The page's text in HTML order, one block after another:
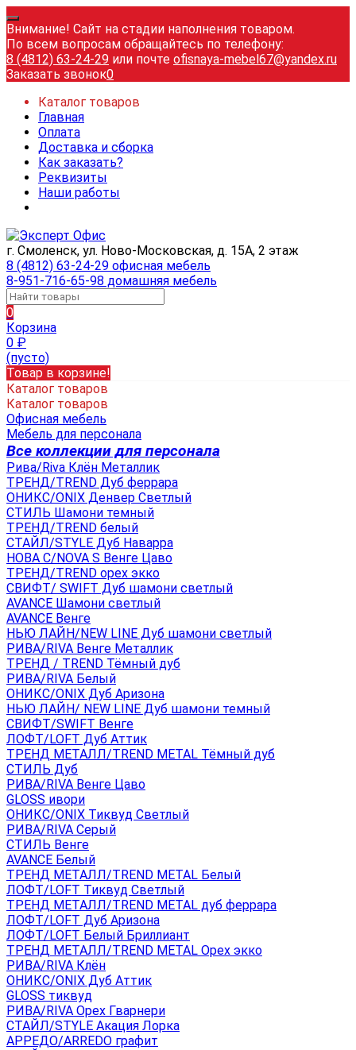
Внимание! Сайт на стадии наполнения товаром.
По всем вопросам обращайтесь по телефону:
8 (4812) 63-24-29 или почте ofisnaya-mebel67@yandex.ru
Заказать звонок0
Каталог товаров
Главная
Оплата
Доставка и сборка
Как заказать?
Реквизиты
Наши работы
г. Смоленск, ул. Ново-Московская, д. 15А, 2 этаж
8 (4812) 63-24-29 офисная мебель
8-951-716-65-98 домашняя мебель
0
Корзина
0 ₽
(пусто)
Товар в корзине!
Каталог товаров
Каталог товаров
Офисная мебель
Мебель для персонала
Все коллекции для персонала
Рива/Riva Клён Металлик
ТРЕНД/TREND Дуб феррара
ОНИКС/ONIX Денвер Светлый
СТИЛЬ Шамони темный
ТРЕНД/TREND белый
СТАЙЛ/STYLE Дуб Наварра
НОВА С/NOVA S Венге Цаво
ТРЕНД/TREND орех экко
СВИФТ/ SWIFT Дуб шамони светлый
AVANCE Шамони светлый
AVANCE Венге
НЬЮ ЛАЙН/NEW LINE Дуб шамони светлый
РИВА/RIVA Венге Металлик
TРЕНД / TREND Тёмный дуб
РИВА/RIVA Белый
ОНИКС/ONIX Дуб Аризона
НЬЮ ЛАЙН/ NEW LINE Дуб шамони темный
СВИФТ/SWIFT Венге
ЛОФТ/LOFT Дуб Аттик
ТРЕНД МЕТАЛЛ/TREND METAL Тёмный дуб
СТИЛЬ Дуб
РИВА/RIVA Венге Цаво
GLOSS ивори
ОНИКС/ONIX Тиквуд Светлый
РИВА/RIVA Серый
СТИЛЬ Венге
AVANСE Белый
ТРЕНД МЕТАЛЛ/TREND METAL Белый
ЛОФТ/LOFT Тиквуд Светлый
ТРЕНД МЕТАЛЛ/TREND METAL дуб феррара
ЛОФТ/LOFT Дуб Аризона
ЛОФТ/LOFT Белый Бриллиант
ТРЕНД МЕТАЛЛ/TREND METAL Орех экко
РИВА/RIVA Клён
ОНИКС/ONIX Дуб Аттик
GLOSS тиквуд
РИВА/RIVA Орех Гварнери
СТАЙЛ/STYLE Акация Лорка
АРРЕДО/ARREDO графит